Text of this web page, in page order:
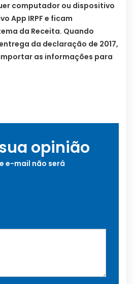
computador ou dispositivo
App IRPF e ficam
da Receita. Quando
da declaração de 2017,
as informações para
opinião
e-mail não será